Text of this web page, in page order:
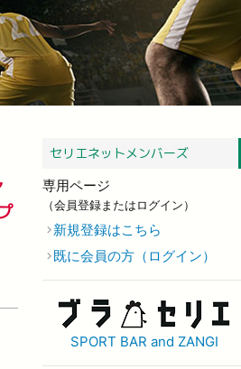
セリエネットメンバーズ
専用ページ
（会員登録またはログイン）
新規登録はこちら
既に会員の方（ログイン）
SPORT BAR and ZANGI